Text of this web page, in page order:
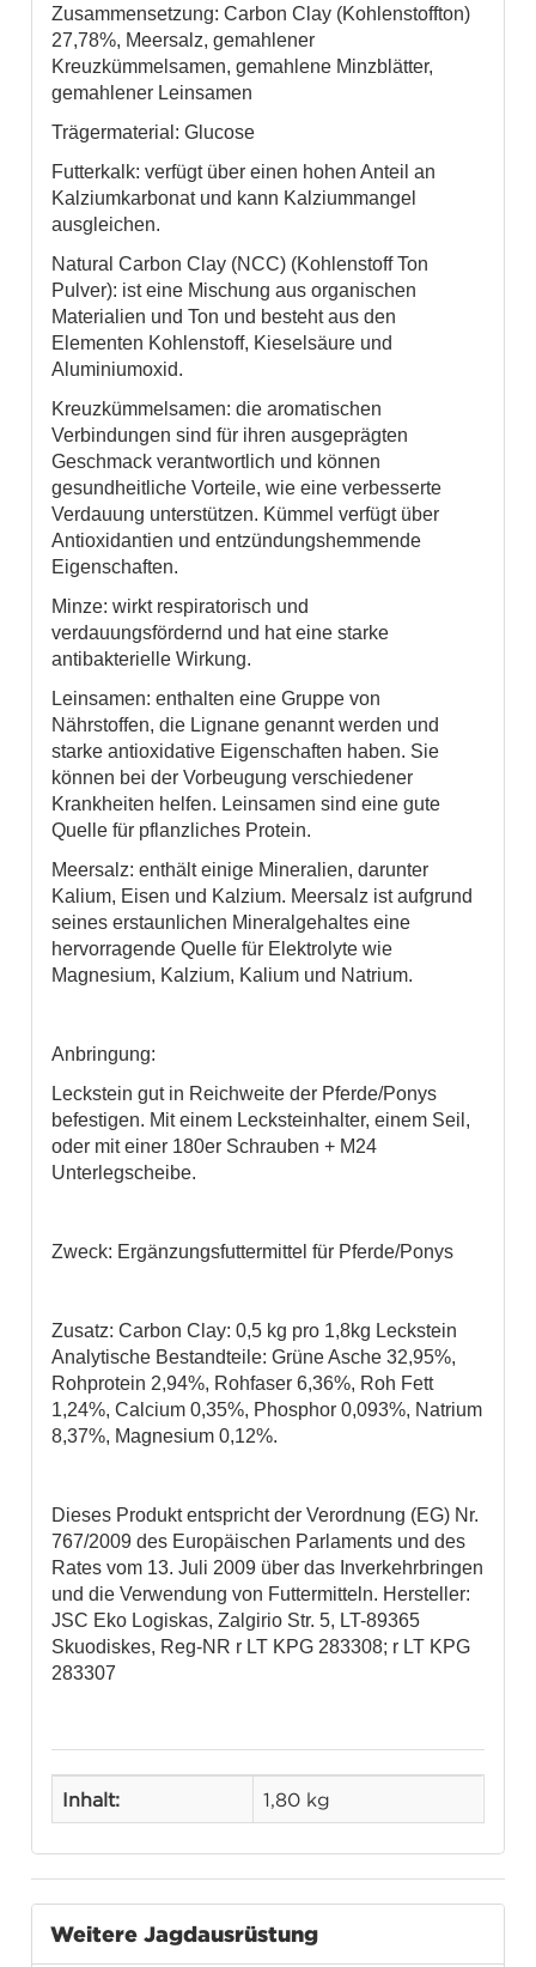
Zusammensetzung: Carbon Clay (Kohlenstoffton)
27,78%, Meersalz, gemahlener
Kreuzkümmelsamen, gemahlene Minzblätter,
gemahlener Leinsamen
Trägermaterial: Glucose
Futterkalk: verfügt über einen hohen Anteil an
Kalziumkarbonat und kann Kalziummangel
ausgleichen.
Natural Carbon Clay (NCC) (Kohlenstoff Ton
Pulver): ist eine Mischung aus organischen
Materialien und Ton und besteht aus den
Elementen Kohlenstoff, Kieselsäure und
Aluminiumoxid.
Kreuzkümmelsamen: die aromatischen
Verbindungen sind für ihren ausgeprägten
Geschmack verantwortlich und können
gesundheitliche Vorteile, wie eine verbesserte
Verdauung unterstützen. Kümmel verfügt über
Antioxidantien und entzündungshemmende
Eigenschaften.
Minze: wirkt respiratorisch und
verdauungsfördernd und hat eine starke
antibakterielle Wirkung.
Leinsamen: enthalten eine Gruppe von
Nährstoffen, die Lignane genannt werden und
starke antioxidative Eigenschaften haben. Sie
können bei der Vorbeugung verschiedener
Krankheiten helfen. Leinsamen sind eine gute
Quelle für pflanzliches Protein.
Meersalz: enthält einige Mineralien, darunter
Kalium, Eisen und Kalzium. Meersalz ist aufgrund
seines erstaunlichen Mineralgehaltes eine
hervorragende Quelle für Elektrolyte wie
Magnesium, Kalzium, Kalium und Natrium.
Anbringung:
Leckstein gut in Reichweite der Pferde/Ponys
befestigen. Mit einem Lecksteinhalter, einem Seil,
oder mit einer 180er Schrauben + M24
Unterlegscheibe.
Zweck: Ergänzungsfuttermittel für Pferde/Ponys
Zusatz: Carbon Clay: 0,5 kg pro 1,8kg Leckstein
Analytische Bestandteile: Grüne Asche 32,95%,
Rohprotein 2,94%, Rohfaser 6,36%, Roh Fett
1,24%, Calcium 0,35%, Phosphor 0,093%, Natrium
8,37%, Magnesium 0,12%.
Dieses Produkt entspricht der Verordnung (EG) Nr.
767/2009 des Europäischen Parlaments und des
Rates vom 13. Juli 2009 über das Inverkehrbringen
und die Verwendung von Futtermitteln. Hersteller:
JSC Eko Logiskas, Zalgirio Str. 5, LT-89365
Skuodiskes, Reg-NR r LT KPG 283308; r LT KPG
283307
Inhalt: 1,80 kg
Weitere Jagdausrüstung